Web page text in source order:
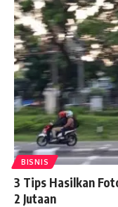
BISNIS
3 Tips Hasilkan
2 Jutaan